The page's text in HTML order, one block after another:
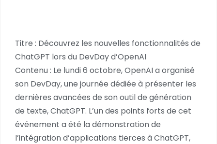
Titre : Découvrez les nouvelles fonctionnalités de
ChatGPT lors du DevDay d’OpenAI
Contenu : Le lundi 6 octobre, OpenAI a organisé
son DevDay, une journée dédiée à présenter les
dernières avancées de son outil de génération
de texte, ChatGPT. L’un des points forts de cet
événement a été la démonstration de
l’intégration d’applications tierces à ChatGPT,